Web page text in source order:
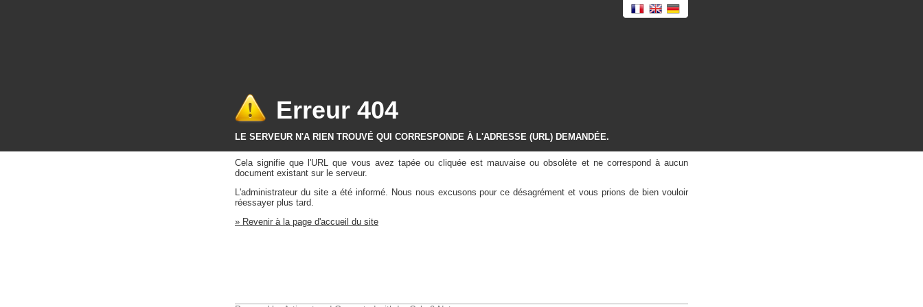
Erreur 404
LE SERVEUR N'A RIEN TROUVÉ QUI CORRESPONDE À L'ADRESSE (URL) DEMANDÉE.
Cela signifie que l'URL que vous avez tapée ou cliquée est mauvaise ou obsolète et ne correspond à aucun
document existant sur le serveur.
L'administrateur du site a été informé. Nous nous excusons pour ce désagrément et vous prions de bien vouloir
réessayer plus tard.
» Revenir à la page d'accueil du site